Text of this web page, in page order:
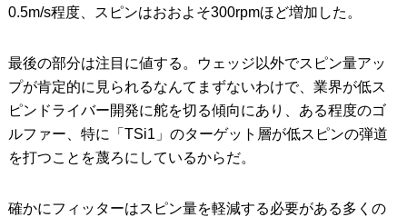
0.5m/s程度、スピンはおおよそ300rpmほど増加した。
最後の部分は注目に値する。ウェッジ以外でスピン量アッ
プが肯定的に見られるなんてまずないわけで、業界が低ス
ピンドライバー開発に舵を切る傾向にあり、ある程度のゴ
ルファー、特に「TSi1」のターゲット層が低スピンの弾道
を打つことを蔑ろにしているからだ。
確かにフィッターはスピン量を軽減する必要がある多くの